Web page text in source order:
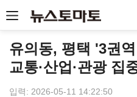
유의동, 평택 '3권
교통·산업·관광 집
입력: 2026-05-11 14:22:50